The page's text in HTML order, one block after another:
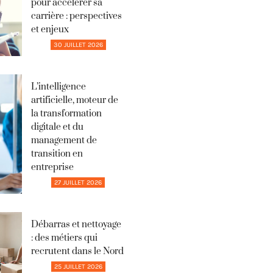
pour accélérer sa
carrière : perspectives
et enjeux
30 JUILLET 2026
L’intelligence
artificielle, moteur de
la transformation
digitale et du
management de
transition en
entreprise
27 JUILLET 2026
Débarras et nettoyage
: des métiers qui
recrutent dans le Nord
25 JUILLET 2026